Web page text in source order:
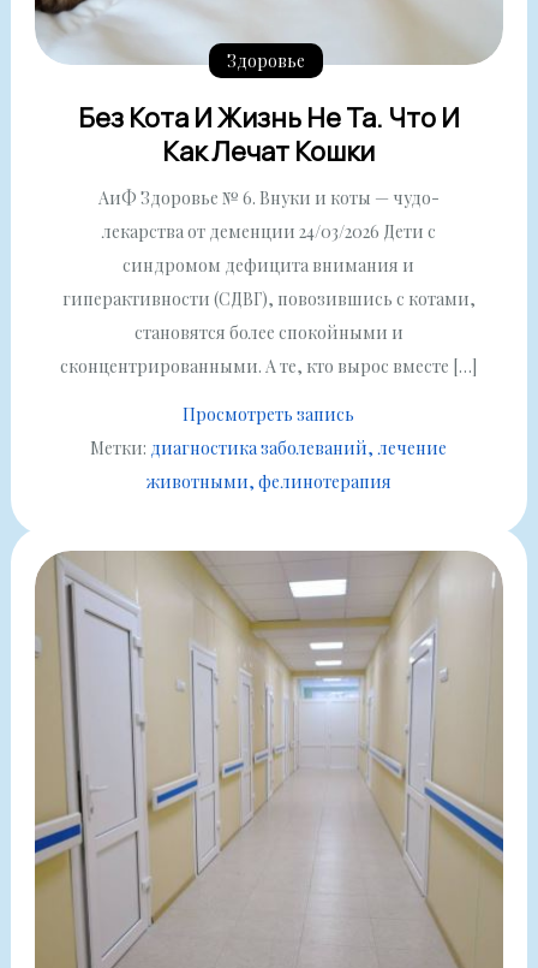
Здоровье
Без Кота И Жизнь Не Та. Что И
Как Лечат Кошки
АиФ Здоровье № 6. Внуки и коты — чудо-
лекарства от деменции 24/03/2026 Дети с
синдромом дефицита внимания и
гиперактивности (СДВГ), повозившись с котами,
становятся более спокойными и
сконцентрированными. А те, кто вырос вместе […]
Просмотреть запись
Метки: диагностика заболеваний лечение
животными фелинотерапия